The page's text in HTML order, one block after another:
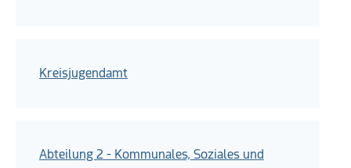
Kreisjugendamt
Abteilung 2 - Kommunales, Soziales und